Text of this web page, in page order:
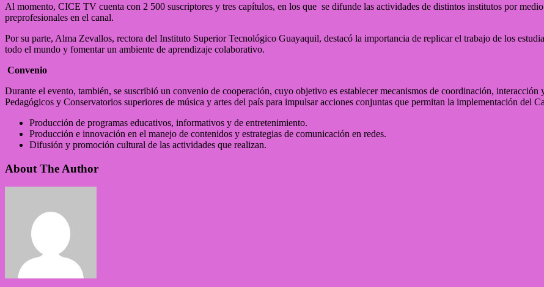
Al momento, CICE TV cuenta con 2 500 suscriptores y tres capítulos, en los que se difunde las actividades de distintos institutos por
preprofesionales en el canal.
Por su parte, Alma Zevallos, rectora del Instituto Superior Tecnológico Guayaquil, destacó la importancia de replicar el trabajo de los
todo el mundo y fomentar un ambiente de aprendizaje colaborativo.
Convenio
Durante el evento, también, se suscribió un convenio de cooperación, cuyo objetivo es establecer mecanismos de coordinación,
Pedagógicos y Conservatorios superiores de música y artes del país para impulsar acciones conjuntas que permitan la implementación del
Producción de programas educativos, informativos y de entretenimiento.
Producción e innovación en el manejo de contenidos y estrategias de comunicación en redes.
Difusión y promoción cultural de las actividades que realizan.
About The Author